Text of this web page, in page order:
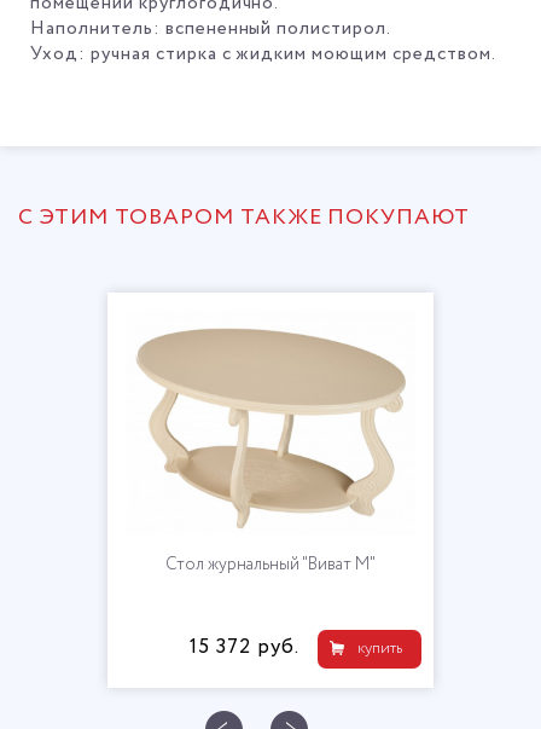
Наполнитель: вспененный полистирол.
Уход: ручная стирка с жидким моющим средством.
С ЭТИМ ТОВАРОМ ТАКЖЕ ПОКУПАЮТ
Стол журнальный "Виват М"
купить
15 372 руб.